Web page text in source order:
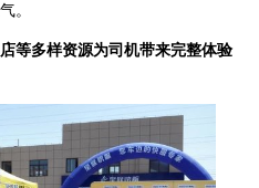
。
等多样资源为司机带来完整体验